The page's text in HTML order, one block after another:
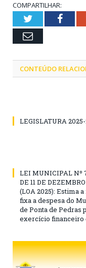
COMPARTILHAR:
Twitter
Email
CONTEÚDO
LEGISLATURA
LEI MUNICIPAL Nº
DE 11 DE
(LOA 2025): Estima
fixa a despesa do
de Ponta de Pedras
exercício financeiro